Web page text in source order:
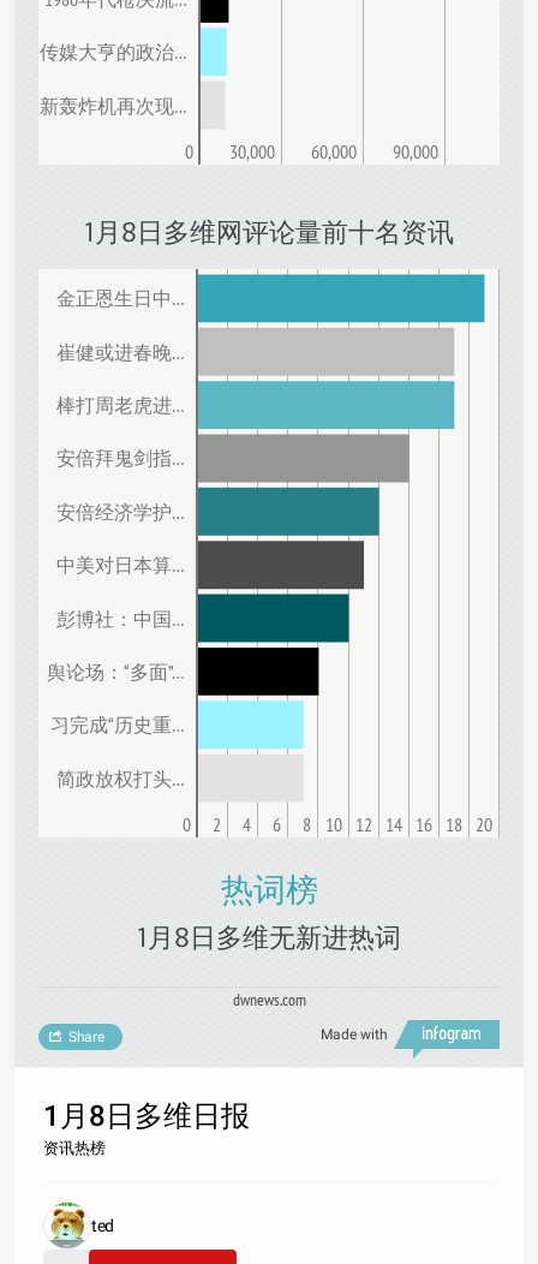
传媒大亨的政治…
新轰炸机再次现…
0 30,000 60,000 90,000
1月8日多维网评论量前十名资讯
金正恩生日中…
崔健或进春晚…
棒打周老虎进…
安倍拜鬼剑指…
安倍经济学护…
中美对日本算…
彭博社：中国…
舆论场：“多面”…
习完成“历史重…
简政放权打头…
0 2 4 6 8 10 12 14 16 18 20
热词榜
1月8日多维无新进热词
dwnews.com
Made with
Share
1月8日多维日报
资讯热榜
ted